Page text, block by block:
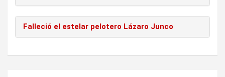
Falleció el estelar pelotero Lázaro Junco